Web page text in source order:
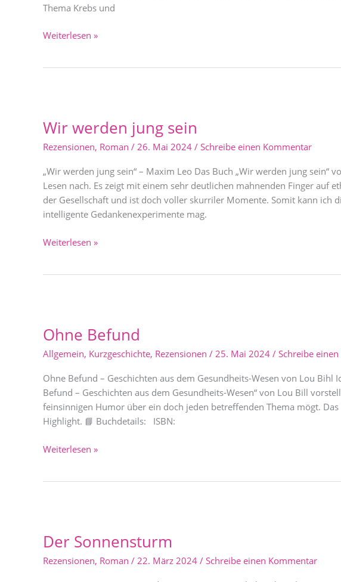
Thema Krebs und
Weiterlesen »
Wir werden jung sein
Rezensionen, Roman / 26. Mai 2024 / Schreibe einen Kommentar
„Wir werden jung sein“ – Maxim Leo Das Buch „Wir werden jung sein“
Lesen nach. Es zeigt mit einem sehr deutlichen mahnenden Finger auf
der Gesellschaft und ist doch voller skurriler Momente. Somit kann ich
intelligente Gedankenexperimente mag.
jung
Weiterlesen »
Ohne Befund
Allgemein, Kurzgeschichte, Rezensionen / 25. Mai 2024 / Schreibe
Ohne Befund – Geschichten aus dem Gesundheits-Wesen von Lou Bihl
Befund – Geschichten aus dem Gesundheits-Wesen“ von Lou Bill
feinsinnigen Humor über ein doch jeden betreffenden Thema mögt.
Highlight. 📘 Buchdetails: ISBN:
Weiterlesen »
Der Sonnensturm
Rezensionen, Roman / 22. März 2024 / Schreibe einen Kommentar